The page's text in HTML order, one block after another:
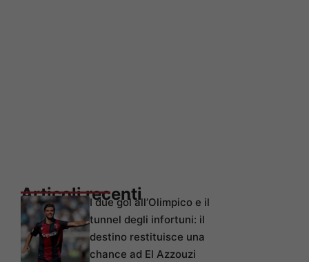
Articoli recentiI due gol all’Olimpico e il
tunnel degli infortuni: il
destino restituisce una
chance ad El Azzouzi